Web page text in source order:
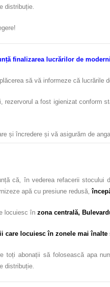
distribuție.
finalizarea lucrărilor de
să vă informeze că lucrările
rezervorul a fost igienizat conform
și încredere și vă asigurăm de
că, în vederea refacerii stocului
apă cu presiune redusă,
locuiesc în zona centrală,
care locuiesc în zonele mai
toți abonații să folosească apa
distribuție.